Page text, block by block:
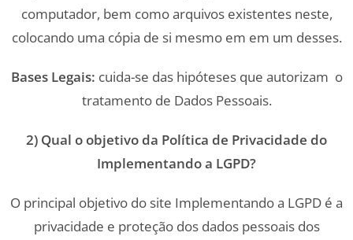
computador, bem como arquivos existentes neste,
colocando uma cópia de si mesmo em em um desses.
Bases Legais: cuida-se das hipóteses que autorizam o
tratamento de Dados Pessoais.
2) Qual o objetivo da Política de Privacidade do
Implementando a LGPD?
O principal objetivo do site Implementando a LGPD é a
privacidade e proteção dos dados pessoais dos